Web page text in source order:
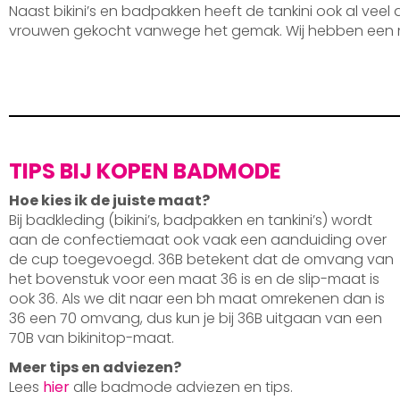
Naast bikini’s en badpakken heeft de tankini ook al
vrouwen gekocht vanwege het gemak. Wij hebben
TIPS BIJ KOPEN BADMODE
Hoe kies ik de juiste maat?
Bij badkleding (bikini’s, badpakken en tankini’s) wordt
aan de confectiemaat ook vaak een aanduiding over
de cup toegevoegd. 36B betekent dat de omvang van
het bovenstuk voor een maat 36 is en de slip-maat is
ook 36. Als we dit naar een bh maat omrekenen dan is
36 een 70 omvang, dus kun je bij 36B uitgaan van een
70B van bikinitop-maat.
Meer tips en adviezen?
Lees hier alle badmode adviezen en tips.